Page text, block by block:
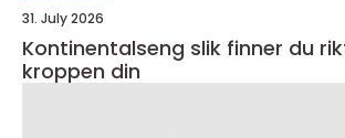
31. July 2026
Kontinentalseng slik finner du riktig seng for
kroppen din